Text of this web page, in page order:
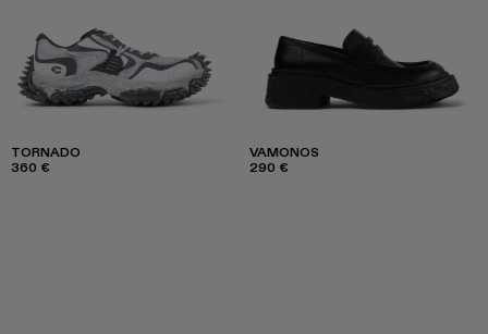
TORNADO
360 €
VAMONOS
290 €